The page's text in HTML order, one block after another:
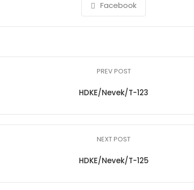
Facebook
PREV POST
HDKE/Nevek/T-123
NEXT POST
HDKE/Nevek/T-125